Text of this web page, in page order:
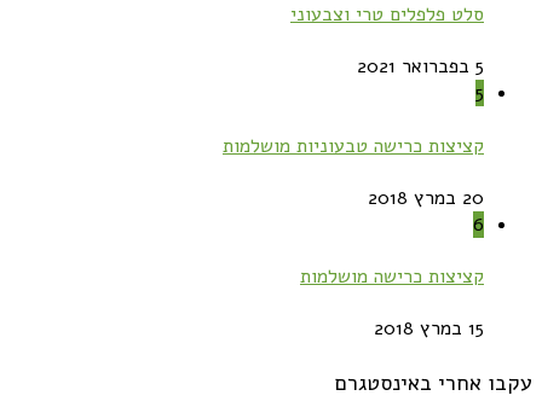
סלט פלפלים טרי וצבעוני
5 בפברואר 2021
5
קציצות כרישה טבעוניות מושלמות
20 במרץ 2018
6
קציצות כרישה מושלמות
15 במרץ 2018
עקבו אחרי באינסטגרם